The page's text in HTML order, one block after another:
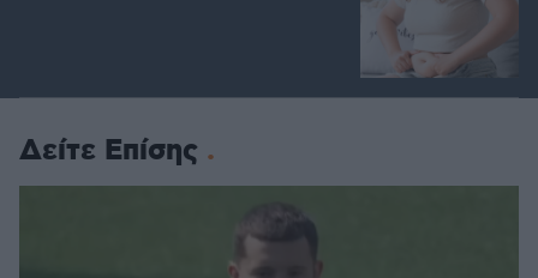
Δείτε Επίσης